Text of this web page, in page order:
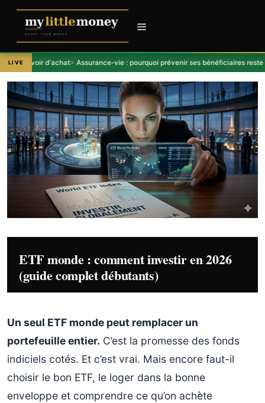
Aller
contenu
LIVE d'achat Assurance-vie : pourquoi prévenir ses bénéficiaires reste un
ETF monde : comment investir en 2026
(guide complet débutants)
Un seul ETF monde peut remplacer un
portefeuille entier. C’est la promesse des fonds
indiciels cotés. Et c’est vrai. Mais encore faut-il
choisir le bon ETF, le loger dans la bonne
enveloppe et comprendre ce qu’on achète